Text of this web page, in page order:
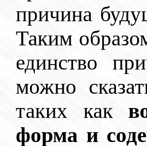
причина
Таким
единство
можно
таких как
форма и